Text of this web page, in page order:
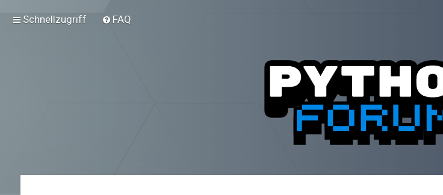
Schnellzugriff FAQ